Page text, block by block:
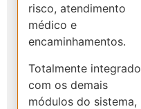
risco, atendimento
médico e
encaminhamentos.
Totalmente integrado
com os demais
módulos do sistema,